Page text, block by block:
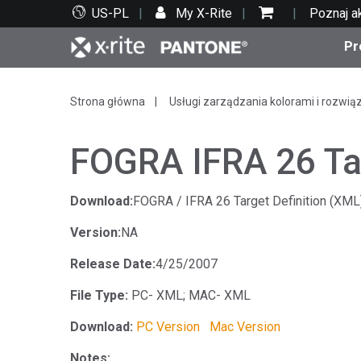
US-PL My X-Rite Poznaj
Top produkty
Druk i opakowania
Motoryzacja
Wsparcie techniczne
Zasoby edukacyjne
Strona główna Usługi zarządzania kolorami i
FOGRA IFRA 26
Download:FOGRA / IFRA 26 Target Definition
Version:NA
Release Date:4/25/2007
File Type: PC- XML; MAC- XML
Download: PC Version Mac Version
Notes: